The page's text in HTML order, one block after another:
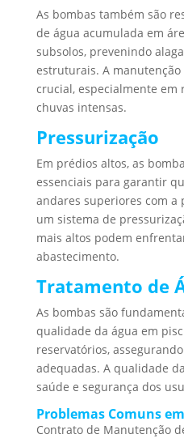
As bombas também são
de água acumulada em
subsolos, prevenindo
estruturais. A
crucial, especialmente em
chuvas intensas.
Pressurização
Em prédios altos, as
essenciais para garantir
andares superiores com a
um sistema de
mais altos podem
abastecimento.
Tratamento de
As bombas são
qualidade da água em
reservatórios,
adequadas. A qualidade
saúde e segurança dos
Problemas Comuns
Contrato de Manutenção